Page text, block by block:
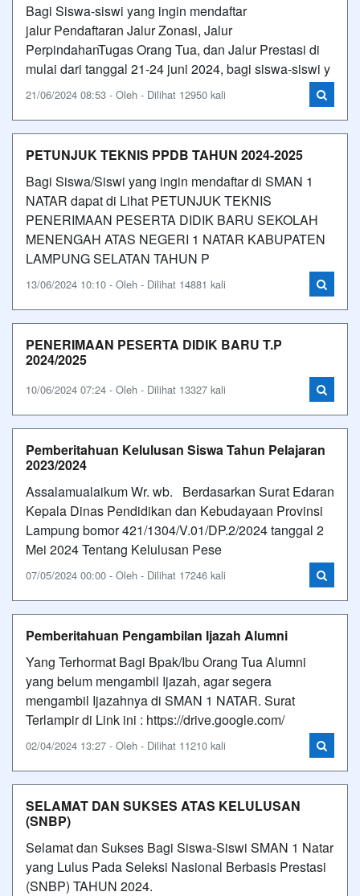
Bagi Siswa-siswi yang ingin mendaftar
jalur Pendaftaran Jalur Zonasi, Jalur
PerpindahanTugas Orang Tua, dan Jalur Prestasi di
mulai dari tanggal 21-24 juni 2024, bagi siswa-siswi y
21/06/2024 08:53 - Oleh - Dilihat 12950 kali
PETUNJUK TEKNIS PPDB TAHUN 2024-2025
Bagi Siswa/Siswi yang ingin mendaftar di SMAN 1
NATAR dapat di Lihat PETUNJUK TEKNIS
PENERIMAAN PESERTA DIDIK BARU SEKOLAH
MENENGAH ATAS NEGERI 1 NATAR KABUPATEN
LAMPUNG SELATAN TAHUN P
13/06/2024 10:10 - Oleh - Dilihat 14881 kali
PENERIMAAN PESERTA DIDIK BARU T.P
2024/2025
10/06/2024 07:24 - Oleh - Dilihat 13327 kali
Pemberitahuan Kelulusan Siswa Tahun Pelajaran
2023/2024
Assalamualaikum Wr. wb. Berdasarkan Surat Edaran
Kepala Dinas Pendidikan dan Kebudayaan Provinsi
Lampung bomor 421/1304/V.01/DP.2/2024 tanggal 2
Mei 2024 Tentang Kelulusan Pese
07/05/2024 00:00 - Oleh - Dilihat 17246 kali
Pemberitahuan Pengambilan Ijazah Alumni
Yang Terhormat Bagi Bpak/Ibu Orang Tua Alumni
yang belum mengambil Ijazah, agar segera
mengambil Ijazahnya di SMAN 1 NATAR. Surat
Terlampir di Link ini : https://drive.google.com/
02/04/2024 13:27 - Oleh - Dilihat 11210 kali
SELAMAT DAN SUKSES ATAS KELULUSAN
(SNBP)
Selamat dan Sukses Bagi Siswa-Siswi SMAN 1 Natar
yang Lulus Pada Seleksi Nasional Berbasis Prestasi
(SNBP) TAHUN 2024.